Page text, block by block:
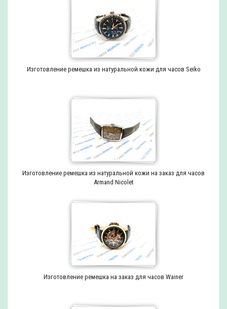
Изготовление ремешка из натуральной кожи для часов Seiko
Изготовление ремешка из натуральной кожи на заказ для часов
Armand Nicolet
Изготовление ремешка на заказ для часов Wainer